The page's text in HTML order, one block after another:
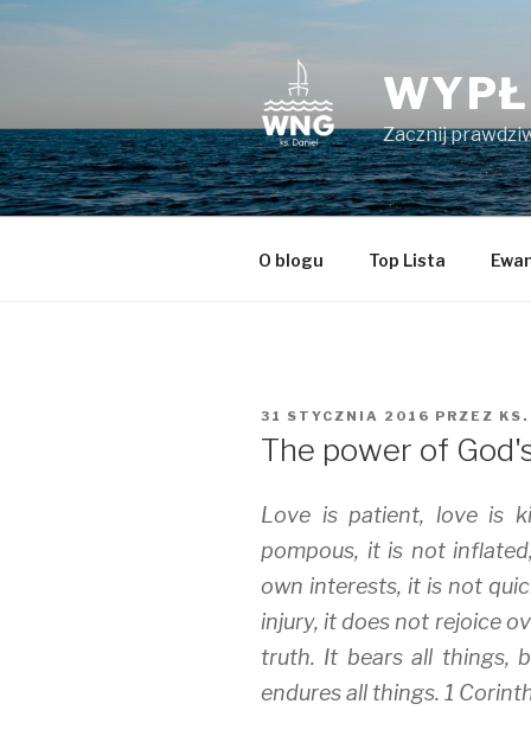
Zacznij
O blogu Top Lista
OPUBLIKOWANE
31 STYCZNIA 2016 PRZEZ
The power of
Love is patient, love is
pompous, it is not
own interests, it is not
injury, it does not rejoice
truth. It bears all things,
endures all things. 1